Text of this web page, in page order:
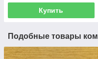
Купить
Подобные товары